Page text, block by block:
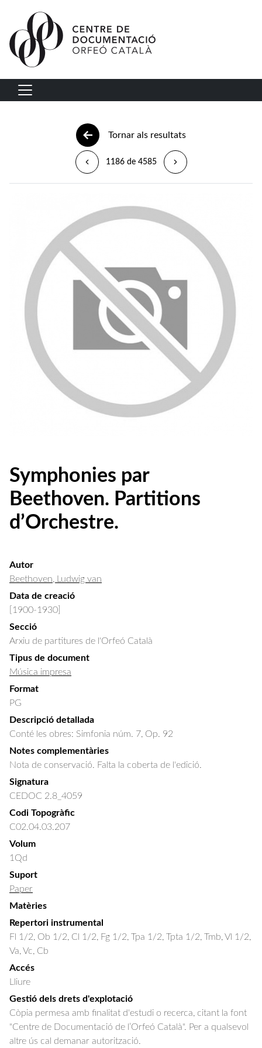
Vés al contingut
Navegació principal
Tornar als resultats
1186 de 4585
Symphonies par
Beethoven. Partitions
d’Orchestre.
Autor
Beethoven, Ludwig van
Data de creació
[1900-1930]
Secció
Arxiu de partitures de l'Orfeó Català
Tipus de document
Música impresa
Format
PG
Descripció detallada
Conté les obres: Simfonia núm. 7, Op. 92
Notes complementàries
Nota de conservació. Falta la coberta de l'edició.
Signatura
CEDOC 2.8_4059
Codi Topogràfic
C02.04.03.207
Volum
1Qd
Suport
Paper
Matèries
Repertori instrumental
Fl 1/2, Ob 1/2, Cl 1/2, Fg 1/2, Tpa 1/2, Tpta 1/2, Tmb, Vl 1/2,
Va, Vc, Cb
Accés
Lliure
Gestió dels drets d'explotació
Còpia permesa amb finalitat d'estudi o recerca, citant la font
"Centre de Documentació de l’Orfeó Català". Per a qualsevol
altre ús cal demanar autorització.